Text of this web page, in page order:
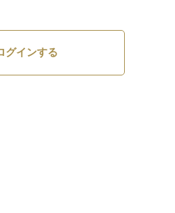
グインする